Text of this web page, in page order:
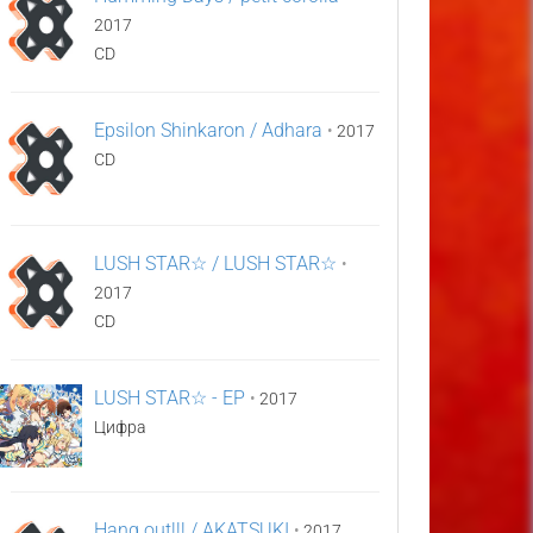
2017
CD
Epsilon Shinkaron / Adhara • 2017
CD
LUSH STAR☆ / LUSH STAR☆ •
2017
CD
LUSH STAR☆ - EP • 2017
Цифра